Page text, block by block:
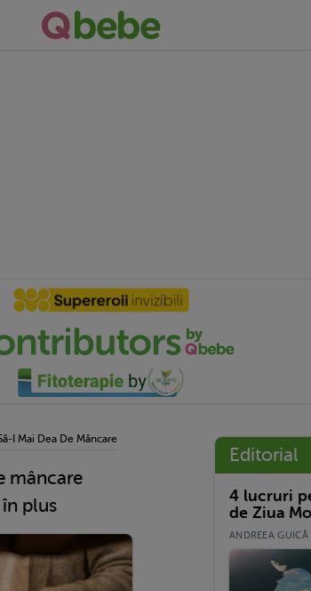
I Mai Dea De Mâncare Fiicei Mele, Când I-A Cerut O Porție În
mâncare
plus
Editorial
4 lucruri
de Ziua
ANDREEA